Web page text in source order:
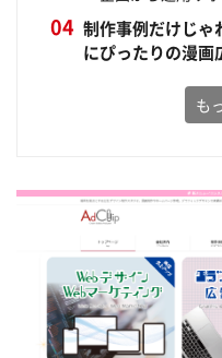
制作事例だけじゃ
にぴったりの漫画
も